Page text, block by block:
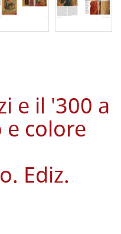
e il '300 a
colore
Ediz.